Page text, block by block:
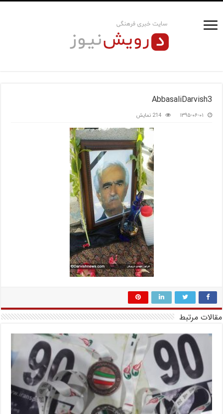
AbbasaliDarvish3
۱۳۹۵-۰۶-۰۱ 214 نمایش
مقالات مرتبط